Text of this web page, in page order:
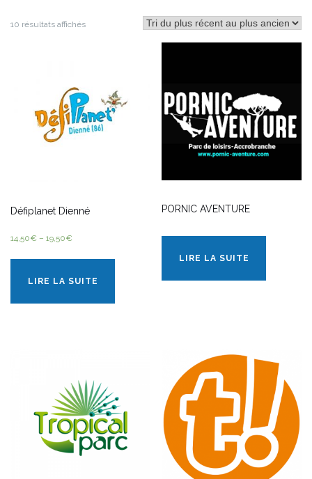
10 résultats affichés
Défiplanet Dienné
14,50€ – 19,50€
LIRE LA SUITE
PORNIC AVENTURE
LIRE LA SUITE